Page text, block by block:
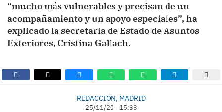
“mucho más vulnerables y precisan de un
acompañamiento y un apoyo especiales”, ha
explicado la secretaria de Estado de Asuntos
Exteriores, Cristina Gallach.
REDACCIÓN, MADRID
25/11/20 - 15:33